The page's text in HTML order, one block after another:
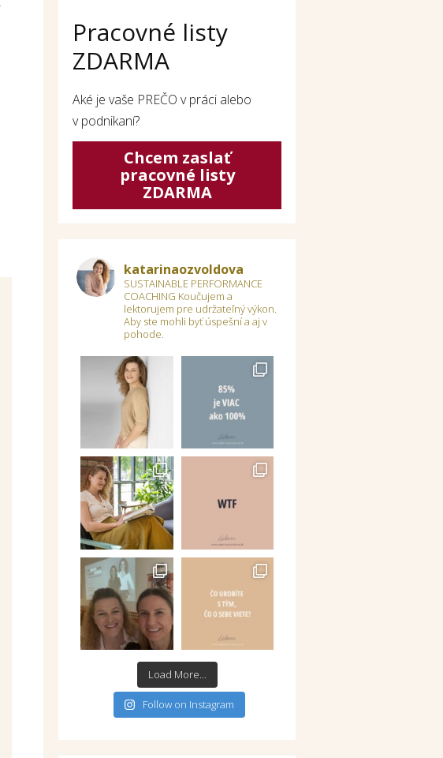
Pracovné listy
ZDARMA
Aké je vaše PREČO v práci alebo
v podnikaní?
Chcem zaslať
pracovné listy
ZDARMA
katarinaozvoldova
SUSTAINABLE PERFORMANCE
COACHING Koučujem a
lektorujem pre udržateľný výkon.
Aby ste mohli byť úspešní a aj v
pohode.
Load More...
Follow on Instagram